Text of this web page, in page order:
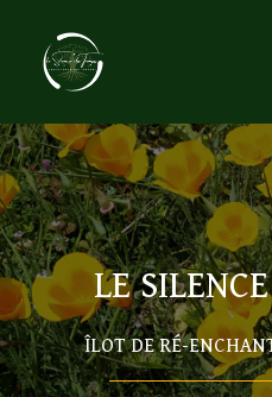
ACCUEIL
LE LIEU
L’ESPRIT DU LIEU
ORGANISER
SE RESSOURCER
ÉVÉNEMENTS
LE
ÎLOT DE RÉ-